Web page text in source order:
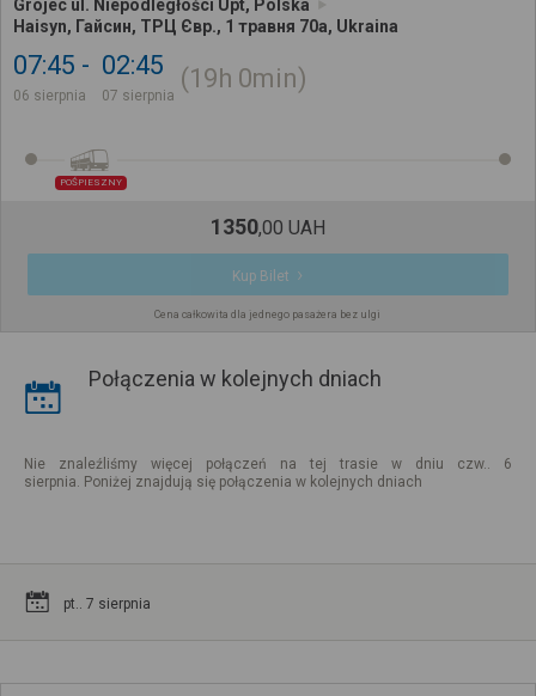
Grójec ul. Niepodległości Upt, Polska
Haisyn, Гайсин, ТРЦ Євр., 1 травня 70а, Ukraina
07:45
06 sierpnia
02:45
07 sierpnia
19h 0min
POŚPIESZNY
1350,00 UAH
Kup Bilet
Cena całkowita dla jednego pasażera bez ulgi
Połączenia w kolejnych dniach
Nie znaleźliśmy więcej połączeń na tej trasie w dniu czw.. 6
sierpnia. Poniżej znajdują się połączenia w kolejnych dniach
pt.. 7 sierpnia